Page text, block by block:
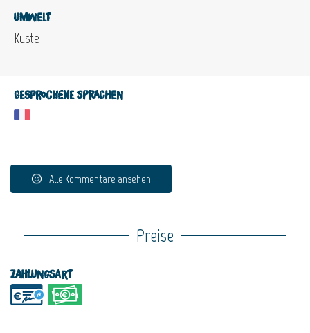
Umwelt
Küste
Gesprochene Sprachen
Alle Kommentare ansehen
Preise
Zahlungsart